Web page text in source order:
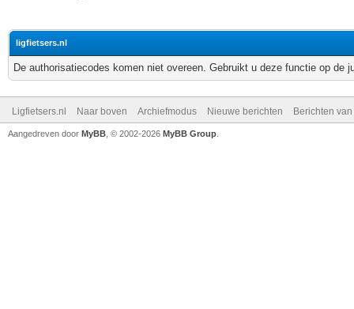
ligfietsers.nl
De authorisatiecodes komen niet overeen. Gebruikt u deze functie op de
Ligfietsers.nl Naar boven Archiefmodus Nieuwe berichten Berichten
Aangedreven door MyBB , © 2002-2026 MyBB Group